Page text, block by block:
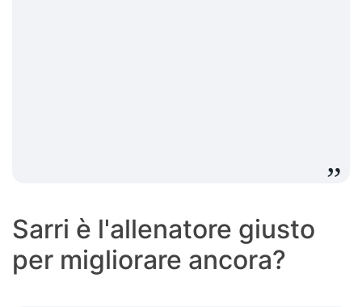
Sarri è l'allenatore giusto
per migliorare ancora?